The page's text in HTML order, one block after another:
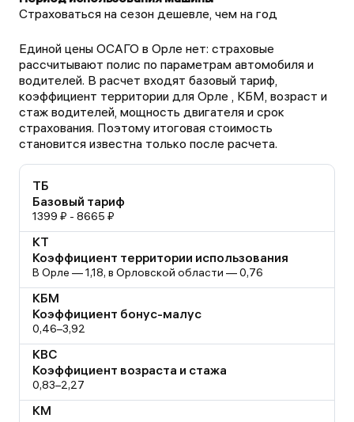
Страховаться на сезон дешевле, чем на год
Единой цены ОСАГО в Орле нет: страховые
рассчитывают полис по параметрам автомобиля и
водителей. В расчет входят базовый тариф,
коэффициент территории для Орле , КБМ, возраст и
стаж водителей, мощность двигателя и срок
страхования. Поэтому итоговая стоимость
становится известна только после расчета.
ТБ
Базовый тариф
1399 ₽ - 8665 ₽
КТ
Коэффициент территории использования
В Орле — 1,18, в Орловской области — 0,76
КБМ
Коэффициент бонус-малус
0,46–3,92
КВС
Коэффициент возраста и стажа
0,83–2,27
КМ